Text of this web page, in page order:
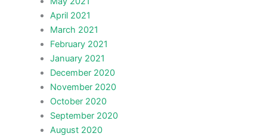
April 2021
March 2021
February 2021
January 2021
December 2020
November 2020
October 2020
September 2020
August 2020